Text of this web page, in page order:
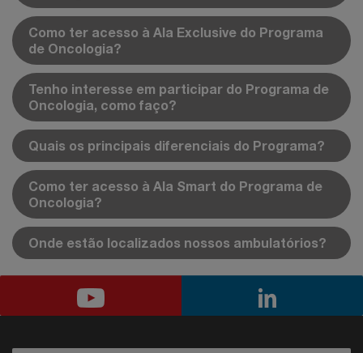
Como ter acesso à Ala Exclusive do Programa
de Oncologia?
Tenho interesse em participar do Programa de
Oncologia, como faço?
Quais os principais diferenciais do Programa?
Como ter acesso à Ala Smart do Programa de
Oncologia?
Onde estão localizados nossos ambulatórios?